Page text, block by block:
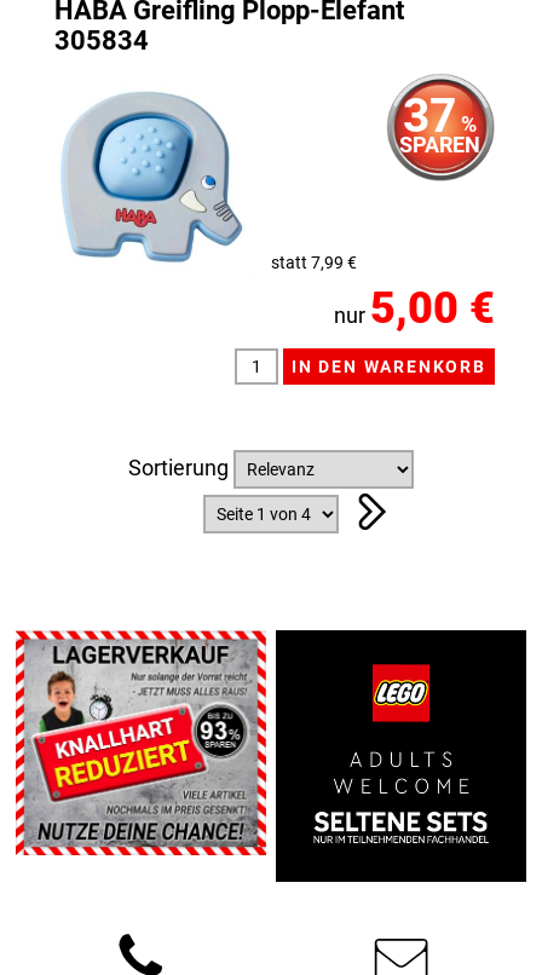
HABA Greifling Plopp-Elefant
305834
37 %
SPAREN
statt 7,99 €
nur 5,00 €
Sortierung